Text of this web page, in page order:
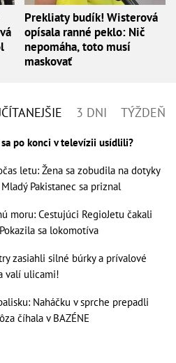
Prekliaty budík! Wisterová
opísala ranné peklo: Nič
nepomáha, toto musí
maskovať
3 DNI TÝŽDEŇ
po konci v televízii usídlili?
letu: Žena sa zobudila na dotyky
Pakistanec sa priznal
moru: Cestujúci RegioJetu čakali
sa lokomotíva
zasiahli silné búrky a prívalové
valí ulicami!
Naháčku v sprche prepadli
číhala v BAZÉNE